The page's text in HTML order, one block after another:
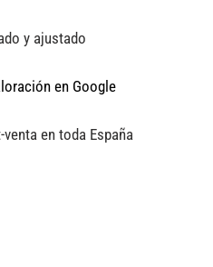
y ajustado
en Google
en toda España